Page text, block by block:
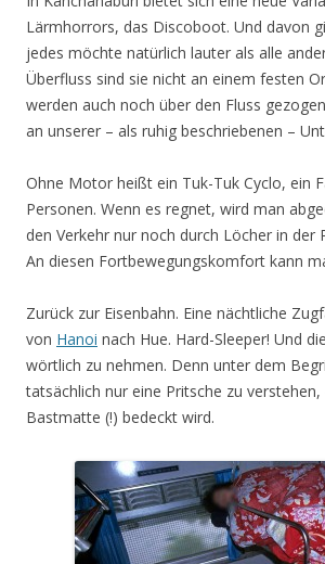
Lärmhorrors, das Discoboot. Und davon
jedes möchte natürlich lauter als alle
Überfluss sind sie nicht an einem festen
werden auch noch über den Fluss
an unserer – als ruhig beschriebenen –
Ohne Motor heißt ein Tuk-Tuk Cyclo, ein
Personen. Wenn es regnet, wird man
den Verkehr nur noch durch Löcher in der
An diesen Fortbewegungskomfort kann
Zurück zur Eisenbahn. Eine nächtliche
von Hanoi nach Hue. Hard-Sleeper! Und
wörtlich zu nehmen. Denn unter dem
tatsächlich nur eine Pritsche zu
Bastmatte (!) bedeckt wird.